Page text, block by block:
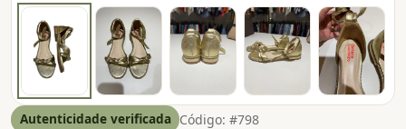
Autenticidade verificada Código: #798